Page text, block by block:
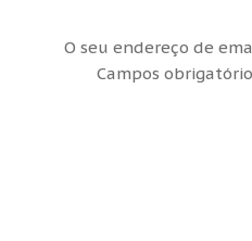
O seu endereço de
Campos